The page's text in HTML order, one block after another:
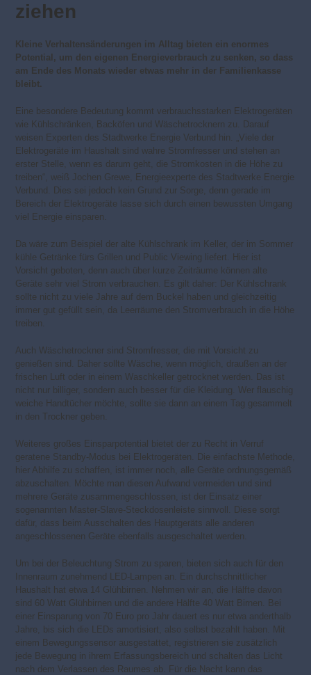
ziehen
Kleine Verhaltensänderungen im Alltag bieten ein enormes
Potential, um den eigenen Energieverbrauch zu senken, so dass
am Ende des Monats wieder etwas mehr in der Familienkasse
bleibt.
Eine besondere Bedeutung kommt verbrauchsstarken Elektrogeräten
wie Kühlschränken, Backöfen und Wäschetrocknern zu. Darauf
weisen Experten des Stadtwerke Energie Verbund hin. „Viele der
Elektrogeräte im Haushalt sind wahre Stromfresser und stehen an
erster Stelle, wenn es darum geht, die Stromkosten in die Höhe zu
treiben“, weiß Jochen Grewe, Energieexperte des Stadtwerke Energie
Verbund. Dies sei jedoch kein Grund zur Sorge, denn gerade im
Bereich der Elektrogeräte lasse sich durch einen bewussten Umgang
viel Energie einsparen.
Da wäre zum Beispiel der alte Kühlschrank im Keller, der im Sommer
kühle Getränke fürs Grillen und Public Viewing liefert. Hier ist
Vorsicht geboten, denn auch über kurze Zeiträume können alte
Geräte sehr viel Strom verbrauchen. Es gilt daher: Der Kühlschrank
sollte nicht zu viele Jahre auf dem Buckel haben und gleichzeitig
immer gut gefüllt sein, da Leerräume den Stromverbrauch in die Höhe
treiben.
Auch Wäschetrockner sind Stromfresser, die mit Vorsicht zu
genießen sind. Daher sollte Wäsche, wenn möglich, draußen an der
frischen Luft oder in einem Waschkeller getrocknet werden. Das ist
nicht nur billiger, sondern auch besser für die Kleidung. Wer flauschig
weiche Handtücher möchte, sollte sie dann an einem Tag gesammelt
in den Trockner geben.
Weiteres großes Einsparpotential bietet der zu Recht in Verruf
geratene Standby-Modus bei Elektrogeräten. Die einfachste Methode,
hier Abhilfe zu schaffen, ist immer noch, alle Geräte ordnungsgemäß
abzuschalten. Möchte man diesen Aufwand vermeiden und sind
mehrere Geräte zusammengeschlossen, ist der Einsatz einer
sogenannten Master-Slave-Steckdosenleiste sinnvoll. Diese sorgt
dafür, dass beim Ausschalten des Hauptgeräts alle anderen
angeschlossenen Geräte ebenfalls ausgeschaltet werden.
Um bei der Beleuchtung Strom zu sparen, bieten sich auch für den
Innenraum zunehmend LED-Lampen an. Ein durchschnittlicher
Haushalt hat etwa 14 Glühbirnen. Nehmen wir an, die Hälfte davon
sind 60 Watt Glühbirnen und die andere Hälfte 40 Watt Birnen. Bei
einer Einsparung von 70 Euro pro Jahr dauert es nur etwa anderthalb
Jahre, bis sich die LEDs amortisiert, also selbst bezahlt haben. Mit
einem Bewegungssensor ausgestattet, registrieren sie zusätzlich
jede Bewegung in ihrem Erfassungsbereich und schalten das Licht
nach dem Verlassen des Raumes ab. Für die Nacht kann das